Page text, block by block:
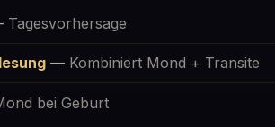
Tagesvorhersage
— Kombiniert Mond + Transite
bei Geburt